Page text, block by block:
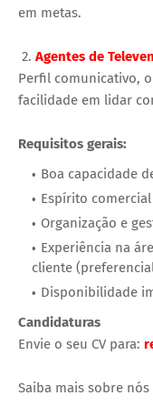
em metas.
2. Agentes de
Perfil comunicativo,
facilidade em lidar
Requisitos gerais:
Boa capacidade
Espírito
Organização e
Experiência na
cliente
Disponibilidade
Candidaturas
Envie o seu CV para:
Saiba mais sobre nós